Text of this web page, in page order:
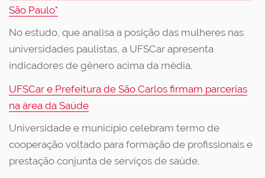
São Paulo"
No estudo, que analisa a posição das mulheres nas
universidades paulistas, a UFSCar apresenta
indicadores de gênero acima da média.
UFSCar e Prefeitura de São Carlos firmam parcerias
na área da Saúde
Universidade e município celebram termo de
cooperação voltado para formação de profissionais e
prestação conjunta de serviços de saúde.